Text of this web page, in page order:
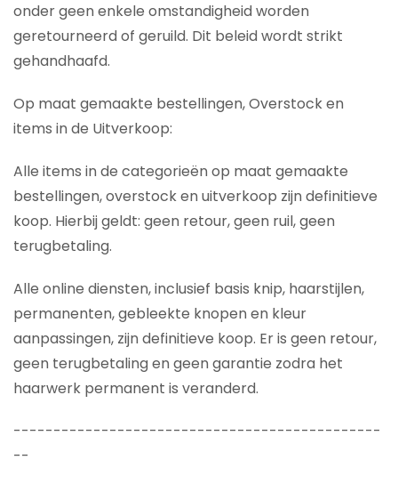
onder geen enkele omstandigheid worden
geretourneerd of geruild. Dit beleid wordt strikt
gehandhaafd.
Op maat gemaakte bestellingen, Overstock en
items in de Uitverkoop:
Alle items in de categorieën op maat gemaakte
bestellingen, overstock en uitverkoop zijn definitieve
koop. Hierbij geldt: geen retour, geen ruil, geen
terugbetaling.
Alle online diensten, inclusief basis knip, haarstijlen,
permanenten, gebleekte knopen en kleur
aanpassingen, zijn definitieve koop. Er is geen retour,
geen terugbetaling en geen garantie zodra het
haarwerk permanent is veranderd.
----------------------------------------------
--